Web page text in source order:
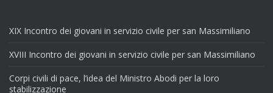
XIX Incontro dei giovani in servizio civile per san Massimiliano
XVIII Incontro dei giovani in servizio civile per san Massimiliano
Corpi civili di pace, l’idea del Ministro Abodi per la loro
stabilizzazione